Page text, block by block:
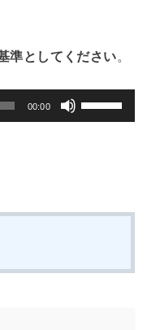
準としてください
00:00
ボ
リ
に